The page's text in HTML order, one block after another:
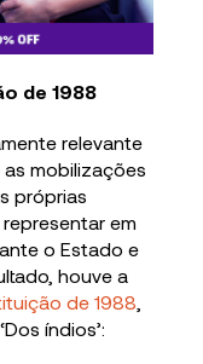
de 1988
relevante
mobilizações
próprias
em
o Estado e
houve a
de 1988
índios’: